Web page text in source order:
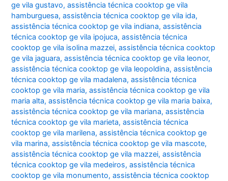
ge vila gustavo,assistência técnica cooktop ge vila
hamburguesa,assistência técnica cooktop ge vila ida,
assistência técnica cooktop ge vila indiana,assistência
técnica cooktop ge vila ipojuca,assistência técnica
cooktop ge vila isolina mazzei,assistência técnica cooktop
ge vila jaguara,assistência técnica cooktop ge vila leonor,
assistência técnica cooktop ge vila leopoldina,assistência
técnica cooktop ge vila madalena,assistência técnica
cooktop ge vila maria,assistência técnica cooktop ge vila
maria alta,assistência técnica cooktop ge vila maria baixa,
assistência técnica cooktop ge vila mariana,assistência
técnica cooktop ge vila marieta,assistência técnica
cooktop ge vila marilena,assistência técnica cooktop ge
vila marina,assistência técnica cooktop ge vila mascote,
assistência técnica cooktop ge vila mazzei,assistência
técnica cooktop ge vila medeiros,assistência técnica
cooktop ge vila monumento,assistência técnica cooktop